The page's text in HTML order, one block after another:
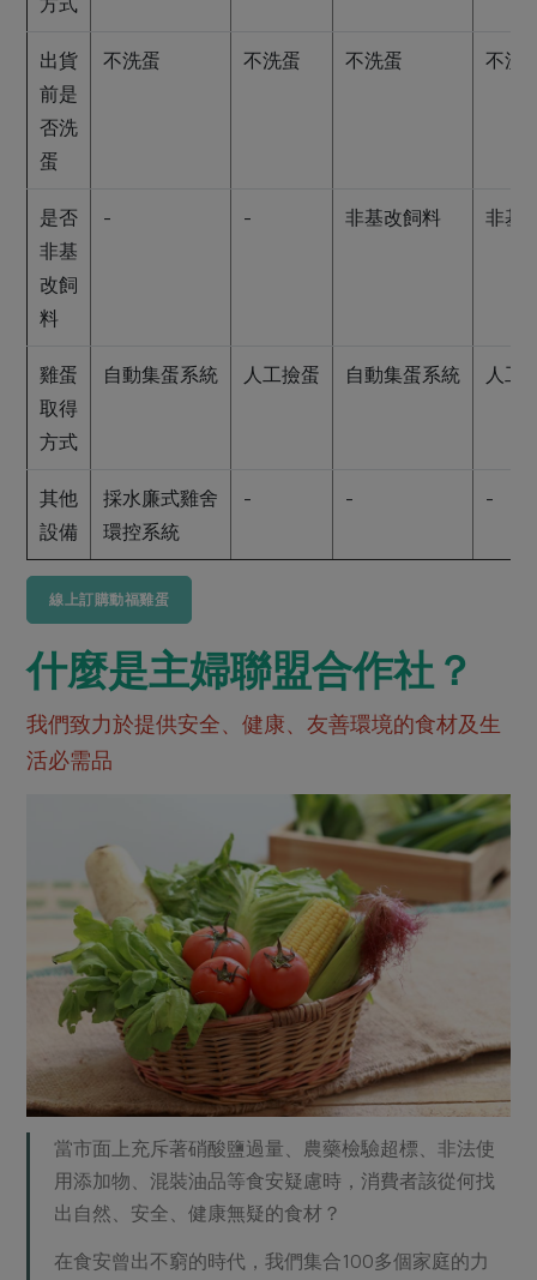
出貨
前是
否洗
蛋
不洗蛋 不洗蛋 不洗蛋 不洗
是否
非基
改飼
料
- - 非基改飼料 非基
雞蛋
取得
方式
自動集蛋系統 人工撿蛋 自動集蛋系統 人工
其他
設備
採水廉式雞舍
環控系統
- - -
線上訂購動福雞蛋
什麼是主婦聯盟合作社？
我們致力於提供安全、健康、友善環境的食材及生
活必需品
當市面上充斥著硝酸鹽過量、農藥檢驗超標、非法使
用添加物、混裝油品等食安疑慮時，消費者該從何找
出自然、安全、健康無疑的食材？
在食安曾出不窮的時代，我們集合100多個家庭的力